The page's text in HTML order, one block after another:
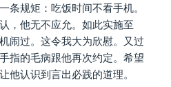
条规矩：吃饭时间不看手机。
，他无不应允。如此实施至
闹过。这令我大为欣慰。又过
指的毛病跟他再次约定。希望
他认识到言出必践的道理。